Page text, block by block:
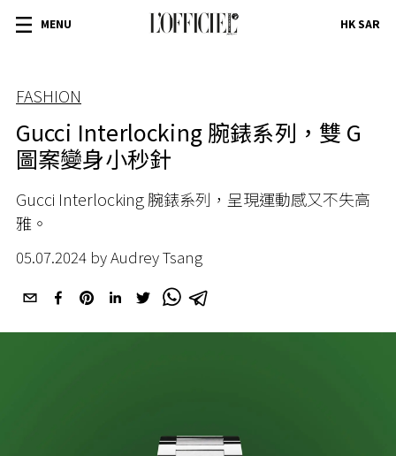
MENU HK SAR
FASHION
Gucci Interlocking 腕錶系列，雙 G
圖案變身小秒針
Gucci Interlocking腕錶系列， 呈現運動感又不失高
雅。
05.07.2024 by Audrey Tsang